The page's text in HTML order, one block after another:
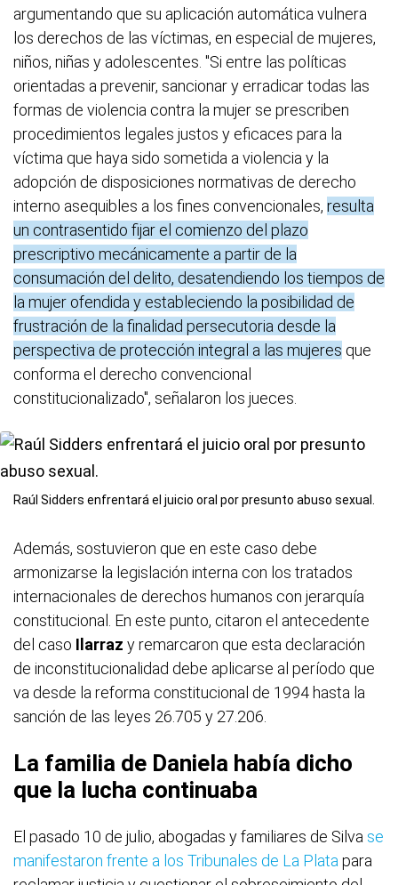
argumentando que su aplicación automática vulnera
los derechos de las víctimas, en especial de mujeres,
niños, niñas y adolescentes. "Si entre las políticas
orientadas a prevenir, sancionar y erradicar todas las
formas de violencia contra la mujer se prescriben
procedimientos legales justos y eficaces para la
víctima que haya sido sometida a violencia y la
adopción de disposiciones normativas de derecho
interno asequibles a los fines convencionales, resulta
un contrasentido fijar el comienzo del plazo
prescriptivo mecánicamente a partir de la
consumación del delito, desatendiendo los tiempos de
la mujer ofendida y estableciendo la posibilidad de
frustración de la finalidad persecutoria desde la
perspectiva de protección integral a las mujeres que
conforma el derecho convencional
constitucionalizado", señalaron los jueces.
Raúl Sidders enfrentará el juicio oral por presunto abuso sexual.
Además, sostuvieron que en este caso debe
armonizarse la legislación interna con los tratados
internacionales de derechos humanos con jerarquía
constitucional. En este punto, citaron el antecedente
del caso Ilarraz y remarcaron que esta declaración
de inconstitucionalidad debe aplicarse al período que
va desde la reforma constitucional de 1994 hasta la
sanción de las leyes 26.705 y 27.206.
La familia de Daniela había dicho
que la lucha continuaba
El pasado 10 de julio, abogadas y familiares de Silva se
manifestaron frente a los Tribunales de La Plata para